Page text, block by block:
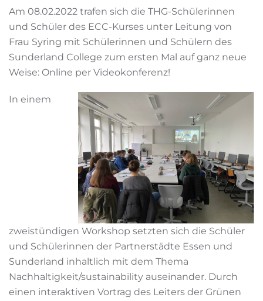
Am 08.02.2022 trafen sich die THG-Schülerinnen
und Schüler des ECC-Kurses unter Leitung von
Frau Syring mit Schülerinnen und Schülern des
Sunderland College zum ersten Mal auf ganz neue
Weise: Online per Videokonferenz!
In einem
zweistündigen Workshop setzten sich die Schüler
und Schülerinnen der Partnerstädte Essen und
Sunderland inhaltlich mit dem Thema
Nachhaltigkeit/sustainability auseinander. Durch
einen interaktiven Vortrag des Leiters der Grünen